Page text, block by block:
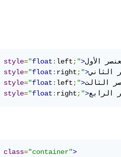
style="float : left; ">الأول
style="float : right; ">الثاني
style="float : left; ">الثالث
style="float : right; ">الرابع
class="container">